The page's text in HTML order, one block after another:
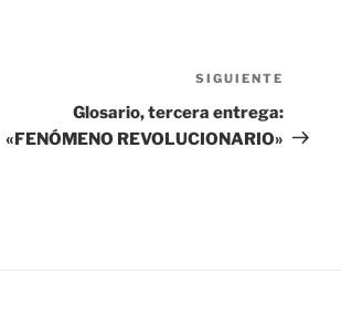
entrada
SIGUIENTE
Glosario, tercera entrega:
«FENÓMENO REVOLUCIONARIO»